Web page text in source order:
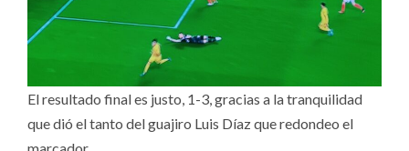
El resultado final es justo, 1-3, gracias a la tranquilidad
que dió el tanto del guajiro Luis Díaz que redondeo el
marcador.